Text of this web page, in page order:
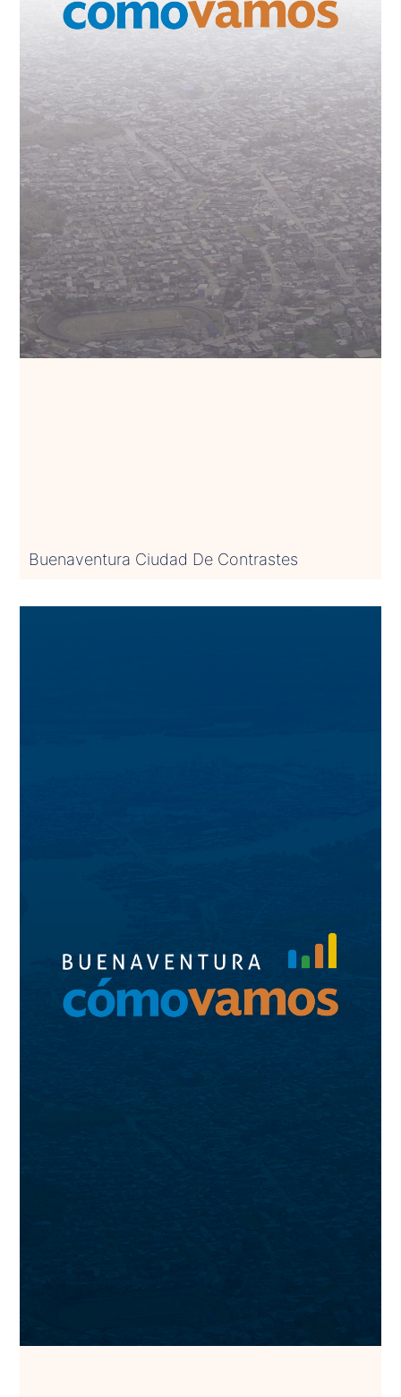
Buenaventura Ciudad De Contrastes